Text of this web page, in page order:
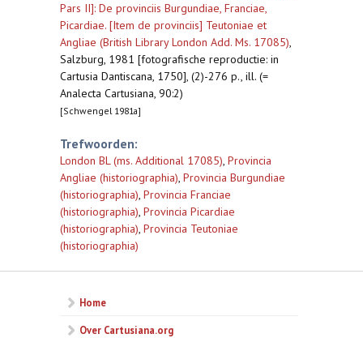
Pars II]: De provinciis Burgundiae, Franciae,
Picardiae. [Item de provinciis] Teutoniae et
Angliae (British Library London Add. Ms. 17085),
Salzburg, 1981 [fotografische reproductie: in
Cartusia Dantiscana, 1750], (2)-276 p., ill. (=
Analecta Cartusiana, 90:2)
[Schwengel 1981a]
Trefwoorden:
London BL (ms. Additional 17085), Provincia
Angliae (historiographia), Provincia Burgundiae
(historiographia), Provincia Franciae
(historiographia), Provincia Picardiae
(historiographia), Provincia Teutoniae
(historiographia)
Home
Over Cartusiana.org